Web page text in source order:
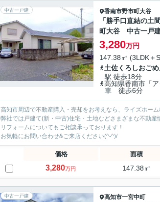
中古一戸建 香南市野市町大谷
「勝手口直結の土
町大谷 中古一戸
3,280万円
147.38㎡ (3LDK＋
土佐くろしおご
駅 徒歩18分
高知県香南市「
車 徒歩6分
高知市周辺で不動産購入・売却をお考えなら、ライズホー
弊社では戸建て(新・中古)住宅・土地などさまざまな不動産
リフォームについてもご相談承っております！
お気軽にお問い合わせ&ご来店ください‍(^-^)/
価格 面積
3,280万円 147.38㎡
中古一戸建 高知市一宮中町